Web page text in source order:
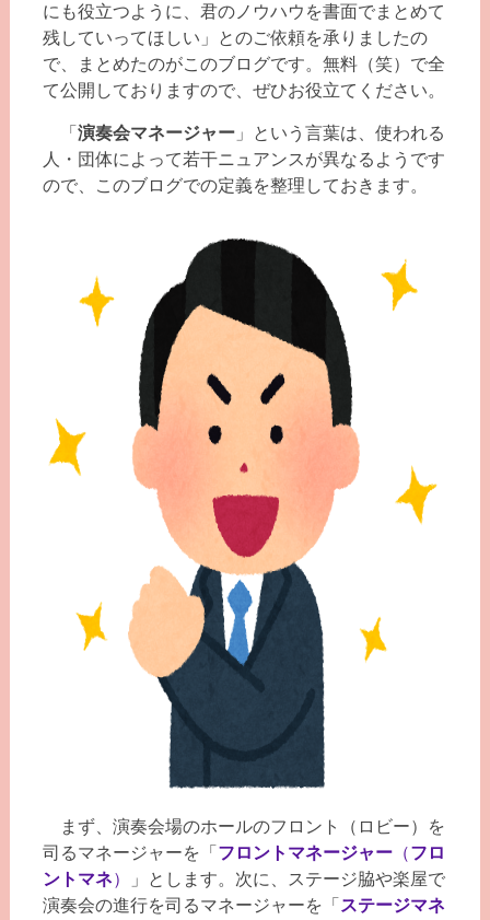
にも役立つように、君のノウハウを書面でまとめて
残していってほしい」とのご依頼を承りましたの
で、まとめたのがこのブログです。無料（笑）で全
て公開しておりますので、ぜひお役立てください。
「 演奏会マネージャー」という言葉は、使われる
人・団体によって若干ニュアンスが異なるようです
ので、このブログでの定義を整理しておきます。
まず、演奏会場のホールのフロント（ロビー）を
司るマネージャーを「 フロントマネージャー（フロ
ントマネ）
」とします。次に、ステージ脇や楽屋で
演奏会の進行を司るマネージャーを「 ステージマネ